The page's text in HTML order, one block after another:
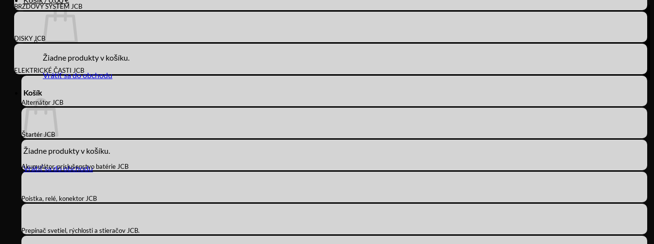
Žiadne produkty v košíku.
Vrátiť sa do obchodu
Košík
Žiadne produkty v košíku.
Vrátiť sa do obchodu
BRZDOVÝ SYSTÉM JCB
DISKY JCB
ELEKTRICKÉ ČASTI JCB
Alternátor JCB
Štartér JCB
Akumulátor, príslušenstvo batérie JCB
Poistka, relé, konektor JCB
Prepínač svetiel, rýchlosti a stieračov JCB.